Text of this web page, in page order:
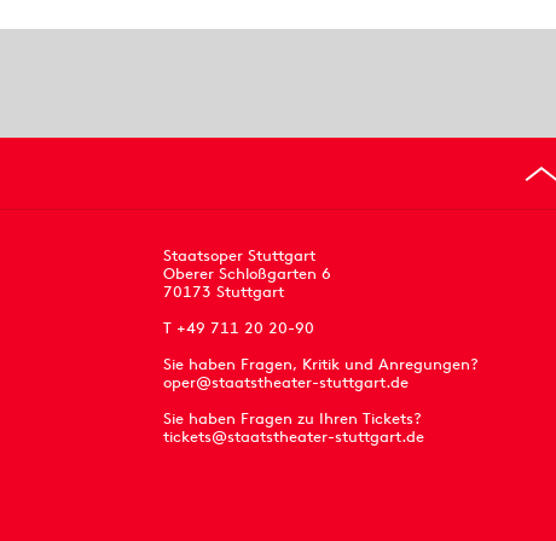
Staatsoper Stuttgart
Oberer Schloßgarten 6
70173 Stuttgart
T +49 711 20 20-90
Sie haben Fragen, Kritik und Anregungen?
oper@staatstheater-stuttgart.de
Sie haben Fragen zu Ihren Tickets?
tickets@staatstheater-stuttgart.de